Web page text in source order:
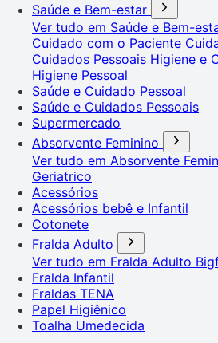
Saúde e Bem-estar
Ver tudo em Saúde e Bem-
Cuidado com o Paciente
Cuidados Pessoais Higiene e
Higiene Pessoal
Saúde e Cuidado Pessoal
Saúde e Cuidados Pessoais
Supermercado
Absorvente Feminino
Ver tudo em Absorvente
Geriatrico
Acessórios
Acessórios bebê e Infantil
Cotonete
Fralda Adulto
Ver tudo em Fralda Adulto
Fralda Infantil
Fraldas TENA
Papel Higiênico
Toalha Umedecida